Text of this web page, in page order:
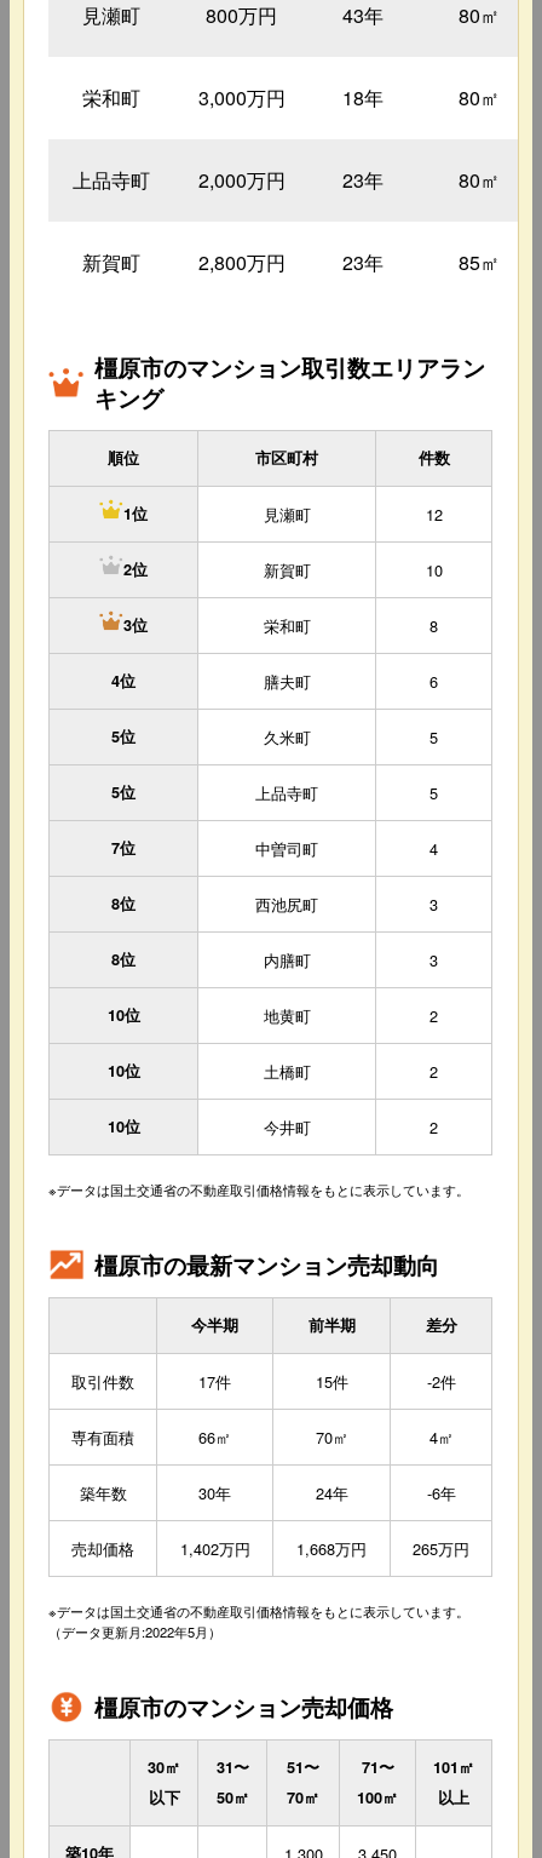
見瀬町 800万円 43年 80㎡
栄和町 3,000万円 18年 80㎡
上品寺町 2,000万円 23年 80㎡
新賀町 2,800万円 23年 85㎡
橿原市のマンション取引数エリアラン
キング
順位 市区町村 件数
1位 見瀬町 12
2位 新賀町 10
3位 栄和町 8
4位 膳夫町 6
5位 久米町 5
5位 上品寺町 5
7位 中曽司町 4
8位 西池尻町 3
8位 内膳町 3
10位 地黄町 2
10位 土橋町 2
10位 今井町 2
※データは国土交通省の不動産取引価格情報をもとに表示しています。
橿原市の最新マンション売却動向
今半期 前半期 差分
取引件数 17件 15件 -2件
専有面積 66㎡ 70㎡ 4㎡
築年数 30年 24年 -6年
売却価格 1,402万円 1,668万円 265万円
※データは国土交通省の不動産取引価格情報をもとに表示しています。
（データ更新月:2022年5月）
橿原市のマンション売却価格
30㎡
以下
31〜
50㎡
51〜
70㎡
71〜
100㎡
101㎡
以上
築10年